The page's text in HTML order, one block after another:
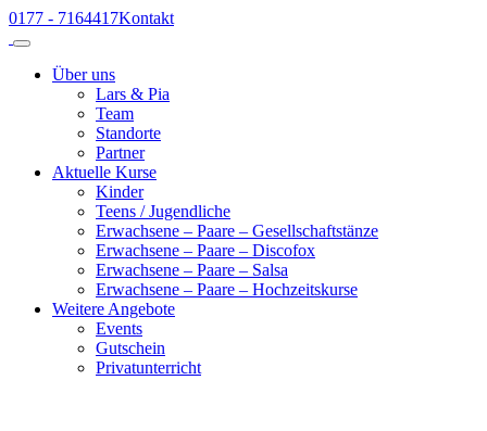
0177 - 7164417Kontakt
Über uns
Lars & Pia
Team
Standorte
Partner
Aktuelle Kurse
Kinder
Teens / Jugendliche
Erwachsene – Paare – Gesellschaftstänze
Erwachsene – Paare – Discofox
Erwachsene – Paare – Salsa
Erwachsene – Paare – Hochzeitskurse
Weitere Angebote
Events
Gutschein
Privatunterricht